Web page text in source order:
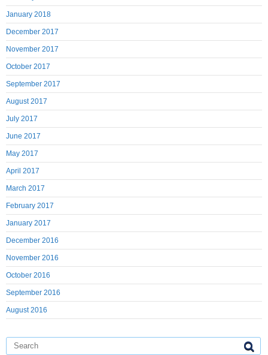
January 2018
December 2017
November 2017
October 2017
September 2017
August 2017
July 2017
June 2017
May 2017
April 2017
March 2017
February 2017
January 2017
December 2016
November 2016
October 2016
September 2016
August 2016